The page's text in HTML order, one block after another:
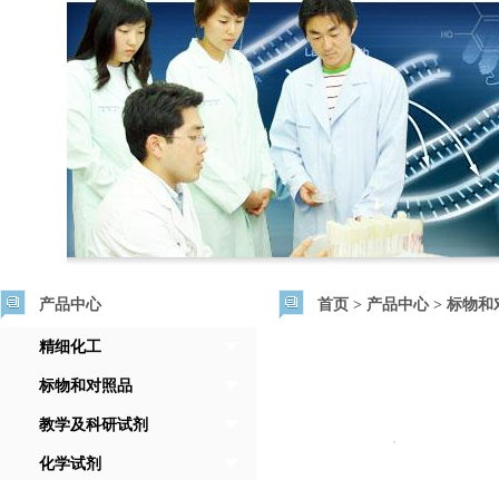
产品中心
精细化工
标物和对照品
教学及科研试剂
化学试剂
首页 > 产品中心> 标物和